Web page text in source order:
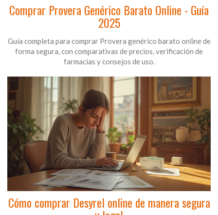
Comprar Provera Genérico Barato Online - Guía
2025
Guía completa para comprar Provera genérico barato online de
forma segura, con comparativas de precios, verificación de
farmacias y consejos de uso.
Cómo comprar Desyrel online de manera segura